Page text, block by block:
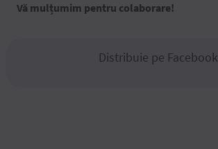
Vă mulțumim pentru colaborare!
Distribuie pe Facebook